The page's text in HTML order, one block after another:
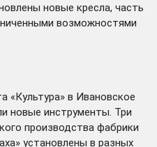
новые кресла, часть
возможностями
«Культура» в Ивановское
новые инструменты. Три
производства фабрики
установлены в разных